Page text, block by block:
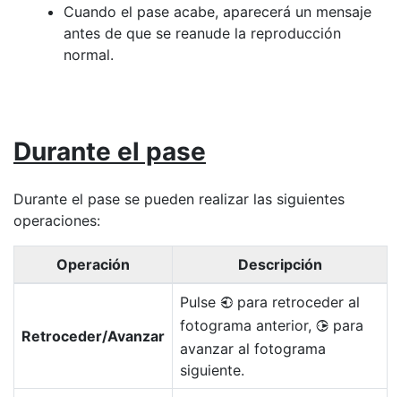
Cuando el pase acabe, aparecerá un mensaje
antes de que se reanude la reproducción
normal.
Durante el pase
Durante el pase se pueden realizar las siguientes
operaciones:
Operación Descripción
Retroceder/Avanzar
Pulse 4 para retroceder al
fotograma anterior, 2 para
avanzar al fotograma
siguiente.